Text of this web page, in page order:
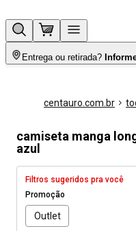
Entrega ou retirada?
centauro.com.br
camiseta manga
azul
Filtros sugeridos pra você
Promoção
Outlet